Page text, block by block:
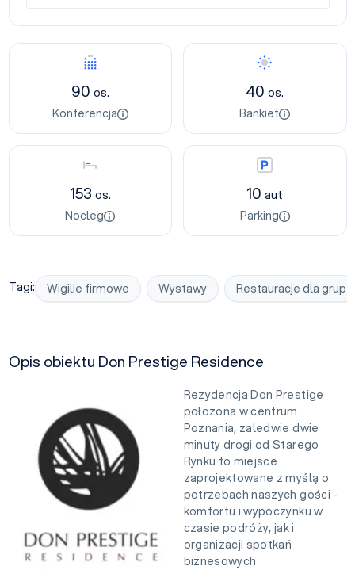
Konferencja
90 os.
Konferencja
Bankiet
40os.
Bankiet
Nocleg
153 os.
Nocleg
Parking
10aut
Parking
Tagi: Wigilie firmowe Wystawy Restauracje dla grup
Opis obiektu Don Prestige Residence
Rezydencja Don Prestige
położona w centrum
Poznania, zaledwie dwie
minuty drogi od Starego
Rynku to miejsce
zaprojektowane z myślą o
potrzebach naszych gości -
komfortu i wypoczynku w
czasie podróży, jak i
organizacji spotkań
biznesowych